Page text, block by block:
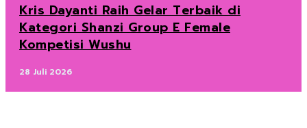
Kris Dayanti Raih Gelar Terbaik di
Kategori Shanzi Group E Female
Kompetisi Wushu
28 Juli 2026